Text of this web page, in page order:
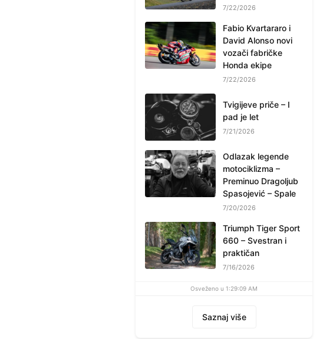
7/22/2026
Fabio Kvartararo i
David Alonso novi
vozači fabričke
Honda ekipe
7/22/2026
Tvigijeve priče – I
pad je let
7/21/2026
Odlazak legende
motociklizma –
Preminuo Dragoljub
Spasojević – Spale
7/20/2026
Triumph Tiger Sport
660 – Svestran i
praktičan
7/16/2026
Osveženo u 1:29:09 AM
Saznaj više